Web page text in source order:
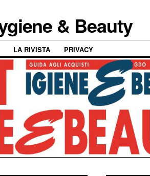
& Beauty
LA RIVISTA PRIVACY